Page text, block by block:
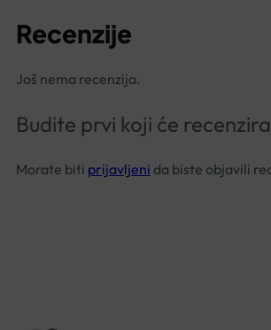
Recenzije
Još nema recenzija.
Budite prvi koji će
Morate biti prijavljeni da biste objavili